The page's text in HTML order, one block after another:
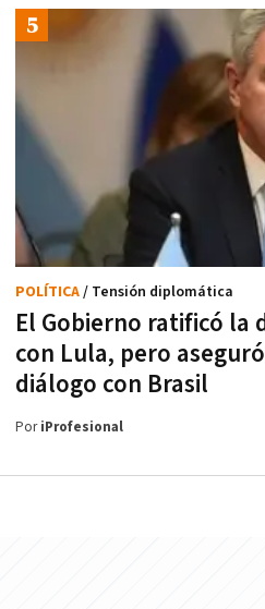
El Gobierno ratificó la
con Lula, pero
diálogo con Brasil
POLÍTICA/ Tensión diplomática
PoriProfesional